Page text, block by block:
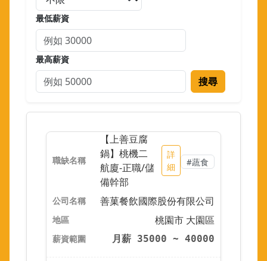
最低薪資
最高薪資
搜尋
【上善豆腐
鍋】桃機二
航廈-正職/儲
備幹部
詳
細
#蔬食
善菓餐飲國際股份有限公司
桃園市 大園區
月薪 35000 ~ 40000